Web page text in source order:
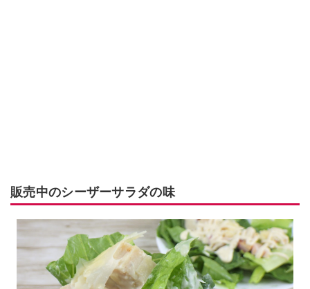
販売中のシーザーサラダの味